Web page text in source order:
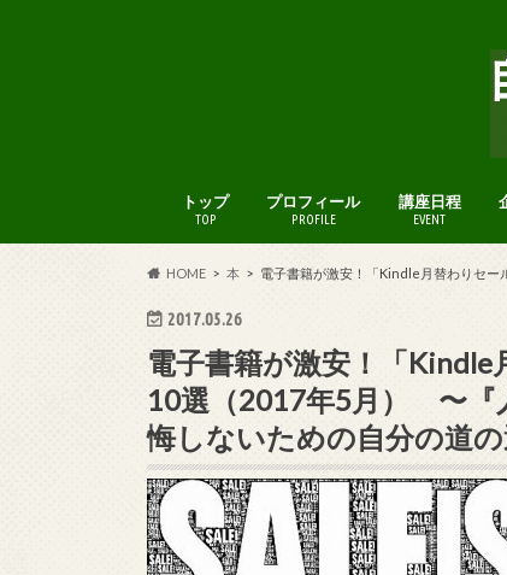
トップ
TOP
プロフィール
PROFILE
講座日程
EVENT
HOME 本 電子書籍が激安！「Kindle月替わりセ
2017.05.26
電子書籍が激安！「
10選（2017年5月） 〜『
悔しないための自分の道